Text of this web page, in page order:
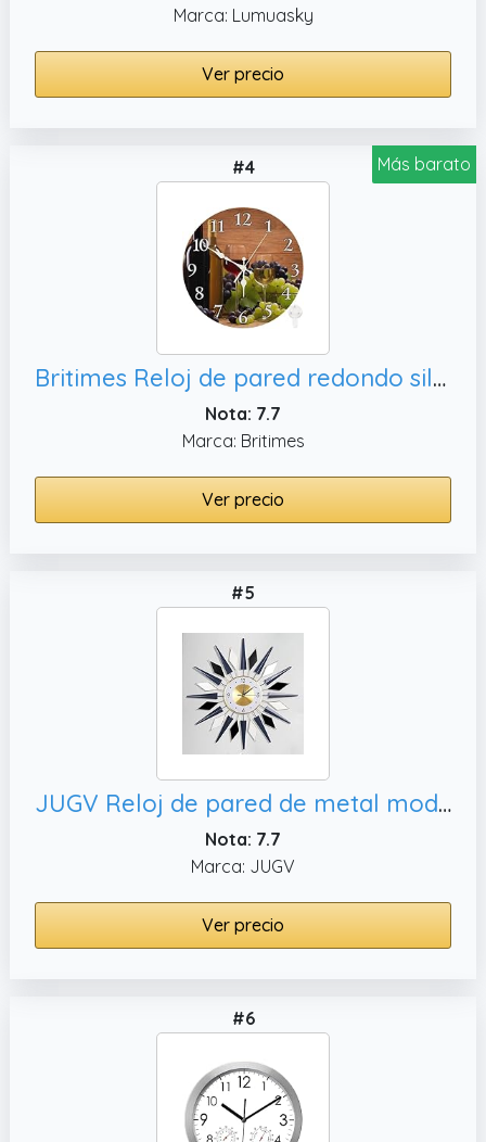
Marca: Lumuasky
Ver precio
Más barato
#4
Britimes Reloj de pared redondo silencioso sin tictac, dormitorio y oficina
Nota: 7.7
Marca: Britimes
Ver precio
#5
JUGV Reloj de pared de metal moderno de 28 pulgadas, oficina
Nota: 7.7
Marca: JUGV
Ver precio
#6